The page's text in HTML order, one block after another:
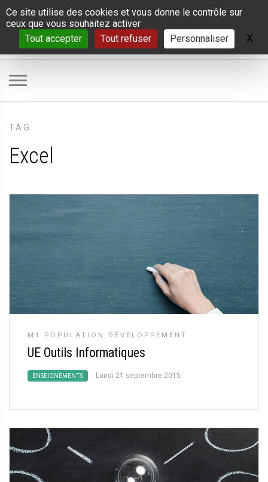
Panneau de gestion des cookies
Ce site utilise des cookies et vous donne le contrôle sur
ceux que vous souhaitez activer
Tout accepter
Tout refuser Personnaliser X
TAG
Excel
M1 POPULATION DÉVELOPPEMENT
UE Outils Informatiques
ENSEIGNEMENTS Lundi 21 septembre 2015